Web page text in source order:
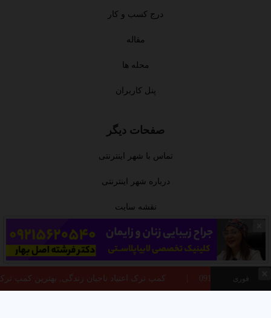
فوری کمپ ترک اعتیاد ناجیان زندگی, بهترین کمپ ترک اعتیاد در تهران
درج کسب و کار
مقاله
محله ها
پنل کاربران
صفحات دیگر
تماس با شهر اینترنتی
درباره شهر اینترنتی
نقشه سایت
سوالات متداول
قوانین